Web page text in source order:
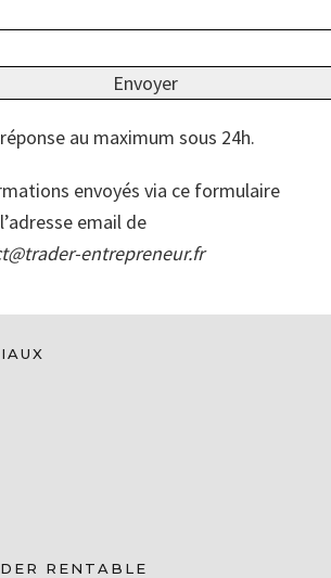
au maximum sous 24h.
envoyés via ce formulaire
email de
entrepreneur.fr
RENTABLE